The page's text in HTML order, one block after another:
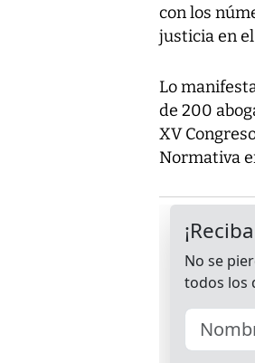
con los
justicia en
Lo
de 200
XV
Normativa